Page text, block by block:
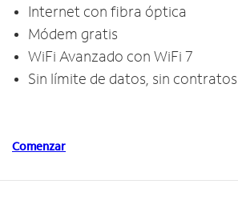
Internet con fibra óptica
Módem gratis
WiFi Avanzado con WiFi 7
Sin límite de datos, sin contratos
Comenzar